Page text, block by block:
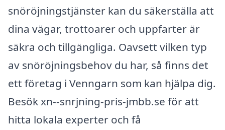
snöröjningstjänster kan du säkerställa att
dina vägar, trottoarer och uppfarter är
säkra och tillgängliga. Oavsett vilken typ
av snöröjningsbehov du har, så finns det
ett företag i Venngarn som kan hjälpa dig.
Besök xn--snrjning-pris-jmbb.se för att
hitta lokala experter och få